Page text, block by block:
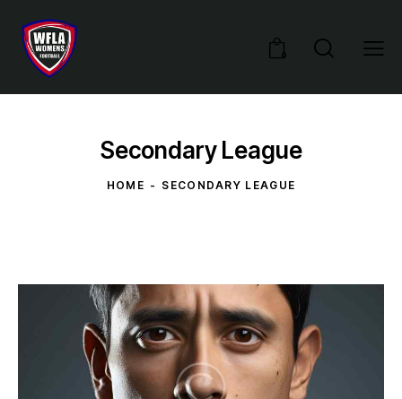
0
Secondary League
HOME SECONDARY LEAGUE